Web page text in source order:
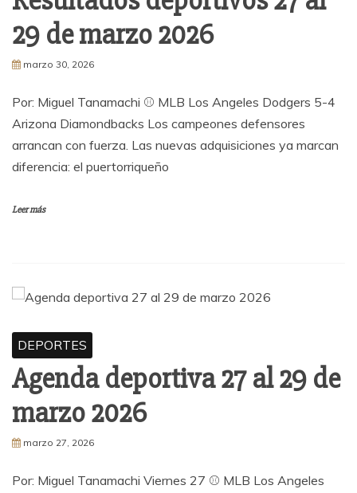
29 de marzo 2026
marzo 30, 2026
Por: Miguel Tanamachi ⚾ MLB Los Angeles Dodgers 5-4
Arizona Diamondbacks Los campeones defensores
arrancan con fuerza. Las nuevas adquisiciones ya marcan
diferencia: el puertorriqueño
Leer más
DEPORTES
Agenda deportiva 27 al 29 de
marzo 2026
marzo 27, 2026
Por: Miguel Tanamachi Viernes 27 ⚾ MLB Los Angeles